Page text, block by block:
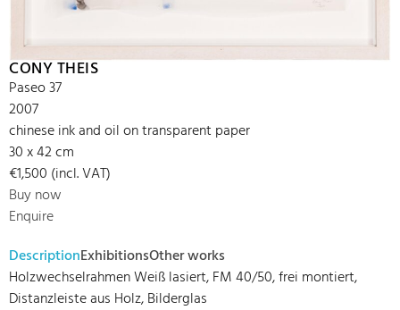
CONY THEIS
Paseo 37
2007
chinese ink and oil on transparent paper
30 x 42 cm
€1,500 (incl. VAT)
Buy now
Enquire
DescriptionExhibitionsOther works
Holzwechselrahmen Weiß lasiert, FM 40/50, frei montiert,
Distanzleiste aus Holz, Bilderglas